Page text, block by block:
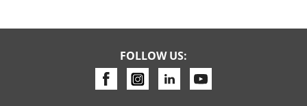
FOLLOW US: